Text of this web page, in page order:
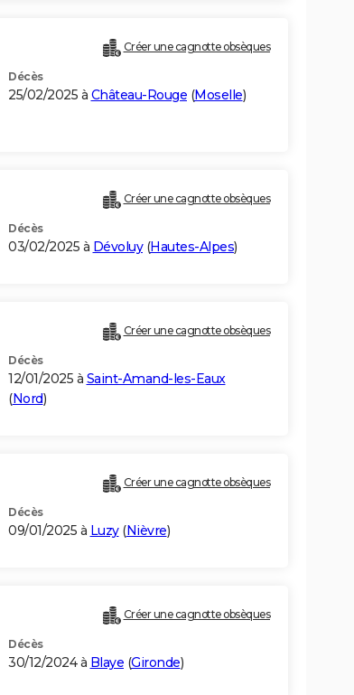
Créer une cagnotte obsèques
Décès
25/02/2025 à Château-Rouge (Moselle)
Créer une cagnotte obsèques
Décès
03/02/2025 à Dévoluy(Hautes-Alpes)
Créer une cagnotte obsèques
Décès
12/01/2025 à Saint-Amand-les-Eaux
(Nord)
Créer une cagnotte obsèques
Décès
09/01/2025 à Luzy(Nièvre)
Créer une cagnotte obsèques
Décès
30/12/2024 à Blaye (Gironde)